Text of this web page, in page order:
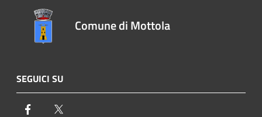
Comune di Mottola
SEGUICI SU
Facebook